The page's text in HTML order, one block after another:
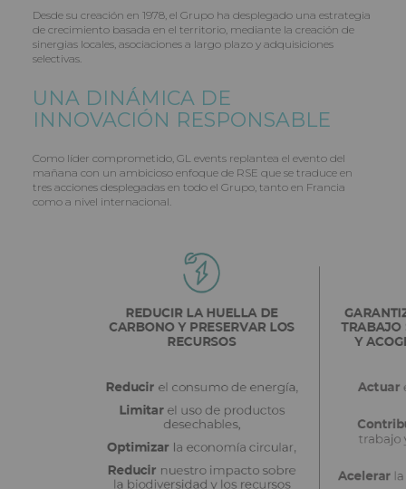
Desde su creación en 1978, el Grupo ha desplegado una estrategia
de crecimiento basada en el territorio, mediante la creación de
sinergias locales, asociaciones a largo plazo y adquisiciones
selectivas.
UNA DINÁMICA DE
INNOVACIÓN RESPONSABLE
Como líder comprometido, GL events replantea el evento del
mañana con un ambicioso enfoque de RSE que se traduce en
tres acciones desplegadas en todo el Grupo, tanto en Francia
como a nivel internacional.